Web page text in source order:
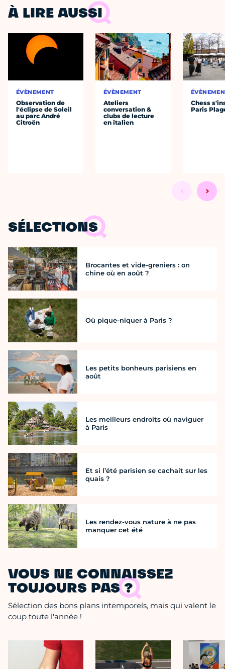
À LIRE AUSSI
ÉVÈNEMENT
Observation de
l'éclipse de Soleil
au parc André
Citroën
ÉVÈNEMENT
Ateliers
conversation &
clubs de lecture
en italien
Chess
Paris
SÉLECTIONS
Brocantes et vide-greniers : on
chine où en août ?
Où pique-niquer à Paris ?
Les petits bonheurs parisiens en
août
Les meilleurs endroits où naviguer
à Paris
Et si l’été parisien se cachait sur les
quais ?
Les rendez-vous nature à ne pas
manquer cet été
VOUS NE CONNAISSEZ
TOUJOURS PAS ?
Sélection des bons plans intemporels, mais qui valent le
coup toute l'année !